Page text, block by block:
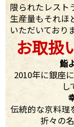
限られたレスト
生産量もそれほ
いただいており
お取扱
鮨
2010年に銀座
伝統的な京料理
折々の